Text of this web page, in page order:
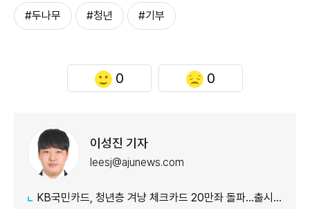
#두나무 #청년 #기부
0 0
이성진 기자
leesj@ajunews.com
KB국민카드, 청년층 겨냥 체크카드 20만좌 돌파…출시 8개월만